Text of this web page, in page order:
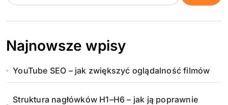
Najnowsze wpisy
YouTube SEO – jak zwiększyć oglądalność filmów
Struktura nagłówków H1–H6 – jak ją poprawnie